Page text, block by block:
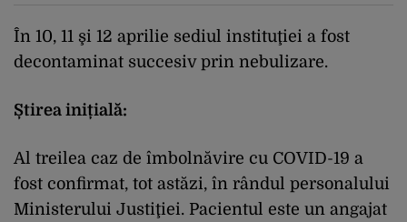
În 10, 11 şi 12 aprilie sediul instituţiei a fost
decontaminat succesiv prin nebulizare.
Știrea inițială:
Al treilea caz de îmbolnăvire cu COVID-19 a
fost confirmat, tot astăzi, în rândul personalului
Ministerului Justiţiei. Pacientul este un angajat